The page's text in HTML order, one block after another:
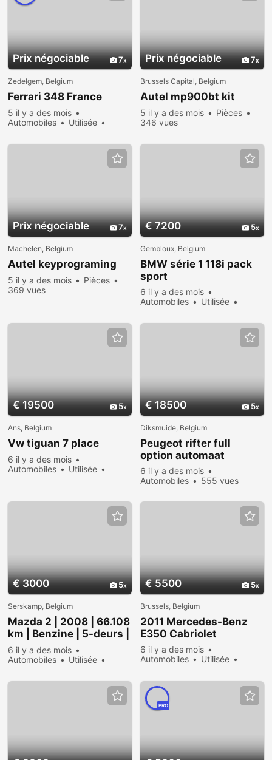
Prix ​​négociable 7
Zedelgem, Belgium
Ferrari 348 France
5 il y a des mois
Automobiles
Utilisée
Prix ​​négociable 7
Brussels Capital, Belgium
Autel mp900bt kit
5 il y a des mois
Pièces
346 vues
Prix ​​négociable 7
Machelen, Belgium
Autel keyprograming
5 il y a des mois
Pièces
369 vues
€ 7200 5
Gembloux, Belgium
BMW série 1 118i pack
sport
6 il y a des mois
Automobiles
Utilisée
€ 19500 5
Ans, Belgium
Vw tiguan 7 place
6 il y a des mois
Automobiles
Utilisée
€ 18500 5
Diksmuide, Belgium
Peugeot rifter full
option automaat
6 il y a des mois
Automobiles
555 vues
€ 3000 5
Serskamp, Belgium
Mazda 2 | 2008 | 66.108
km | Benzine | 5-deurs |
Handgeschakeld
6 il y a des mois
Automobiles
Utilisée
€ 5500 5
Brussels, Belgium
2011 Mercedes-Benz
E350 Cabriolet
6 il y a des mois
Automobiles
Utilisée
PRO